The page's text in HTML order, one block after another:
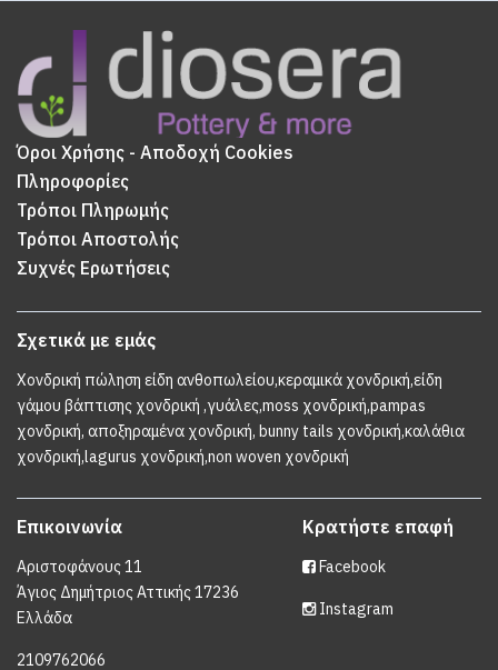
Όροι Χρήσης - Αποδοχή Cookies
Πληροφορίες
Τρόποι Πληρωμής
Τρόποι Αποστολής
Συχνές Ερωτήσεις
Σχετικά με εμάς
Χονδρική πώληση είδη ανθοπωλείου,κεραμικά χονδρική,είδη
γάμου βάπτισης χονδρική ,γυάλες,moss χονδρική,pampas
χονδρική, αποξηραμένα χονδρική, bunny tails χονδρική,καλάθια
χονδρική,lagurus χονδρική,non woven χονδρική
Επικοινωνία
Αριστοφάνους 11
Άγιος Δημήτριος Αττικής 17236
Ελλάδα
2109762066
Κρατήστε επαφή
Facebook
Instagram